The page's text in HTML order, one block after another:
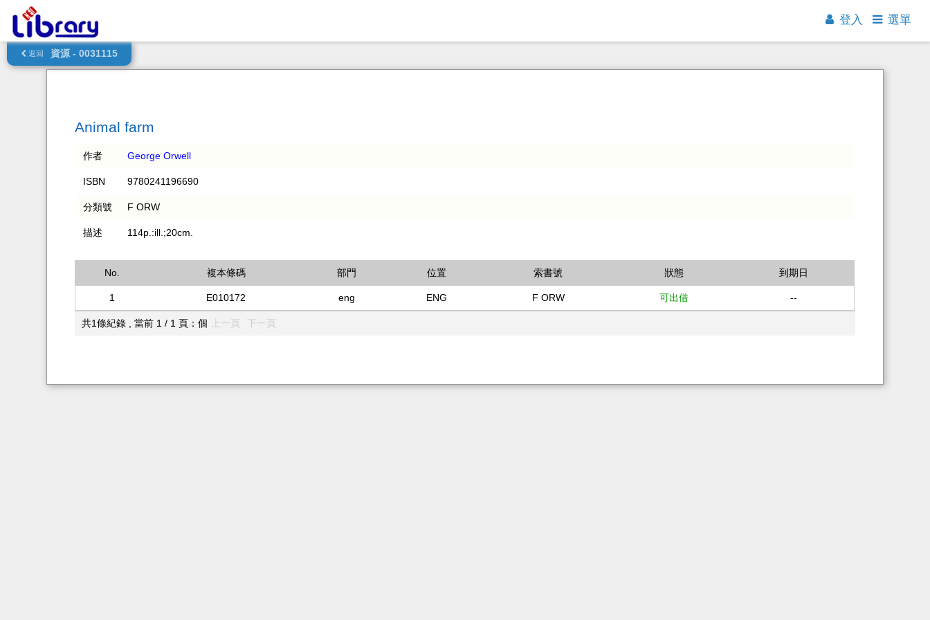
登入 選單
返回 資源 - 0031115
Animal farm
作者 George Orwell
ISBN 9780241196690
分類號 F ORW
描述 114p.:ill.;20cm.
No. 複本條碼 部門 位置 索書號 狀態 到期日
1 E010172 eng ENG F ORW 可出借 --
共1條紀錄 , 當前 1 / 1 頁：個 上一頁 下一頁